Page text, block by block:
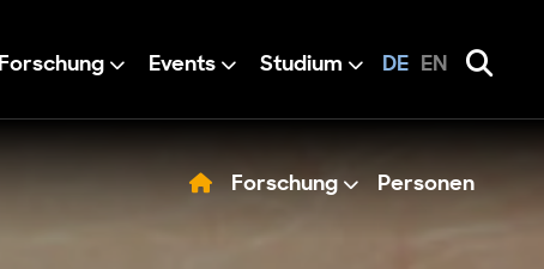
Forschung Events Studium DE EN
Forschung Personen